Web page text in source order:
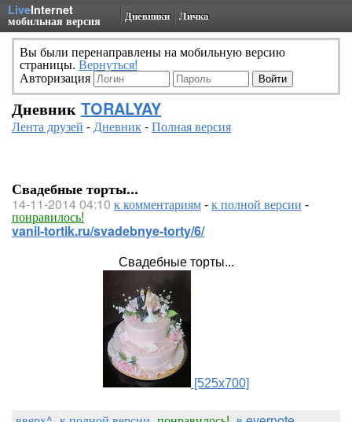
LiveInternet
мобильная версия Дневники Личка
Вы были перенаправлены на мобильную версию
страницы. Вернуться!
Авторизация
Дневник TORALYAY
Лента друзей -Дневник-Полная версия
Свадебные торты...
14-11-2014 04:10 к комментариям-к полной версии -
понравилось!
vanil-tortik.ru/svadebnye-torty/6/
Свадебные торты...
[525x700]